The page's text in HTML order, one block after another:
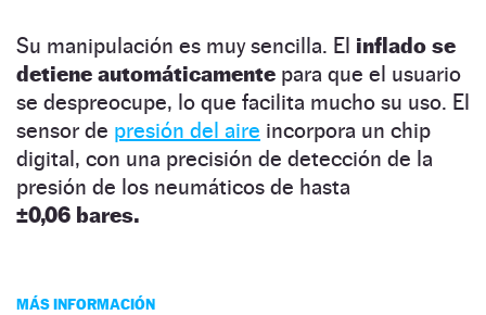
Su manipulación es muy sencilla. El inflado se
detiene automáticamente para que el usuario
se despreocupe, lo que facilita mucho su uso. El
sensor de presión del aire incorpora un chip
digital, con una precisión de detección de la
presión de los neumáticos de hasta
±0,06 bares.
MÁS INFORMACIÓN